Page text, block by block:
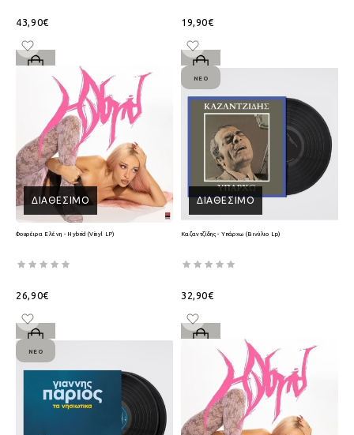
43,90€ 19,90€
ΔΙΑΘΈΣΙΜΟ
Φουρέιρα Ελένη - Hybrid (Vinyl LP)
26,90€
ΔΙΑΘΈΣΙΜΟ
ΝΈΟ
Καζαντζίδης - Υπάρχω (Βινύλιο Lp)
32,90€
ΝΈΟ